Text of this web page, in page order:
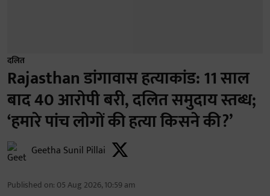
दलित
Rajasthan डांगावास हत्याकांड: 11 साल
बाद 40 आरोपी बरी, दलित समुदाय स्तब्ध;
‘हमारे पांच लोगों की हत्या किसने की?’
Geetha Sunil Pillai
Published on: 05 Aug 2026, 10:59 am